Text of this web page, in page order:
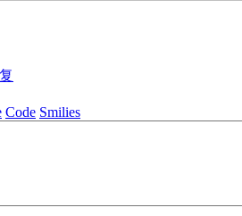
Code Smilies